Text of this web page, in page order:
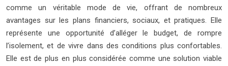
comme un véritable mode de vie, offrant de nombreux
avantages sur les plans financiers, sociaux, et pratiques. Elle
représente une opportunité d’alléger le budget, de rompre
l’isolement, et de vivre dans des conditions plus confortables.
Elle est de plus en plus considérée comme une solution viable